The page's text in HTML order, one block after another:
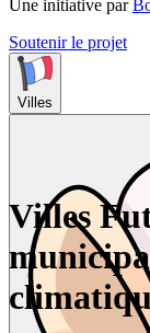
Une initiative par
Soutenir le projet
Villes
Villes